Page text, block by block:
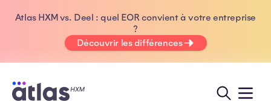
Atlas HXM vs. Deel : quel EOR convient à votre entreprise
?
Découvrir les différences